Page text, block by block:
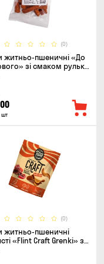
(0)
житньо-пшеничні «До
зі смаком рулька
шт
(0)
житньо-пшеничні
«Flint Craft Grenki» зі
гострих джерки, 80г